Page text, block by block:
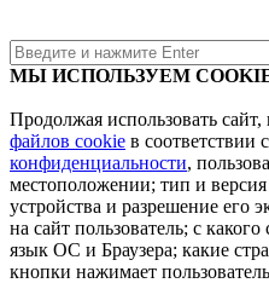
МЫ ИСПОЛЬЗУЕМ
Продолжая использовать сайт,
файлов cookie в соответствии с
конфиденциальности,
местоположении; тип и
устройства и разрешение его
на сайт пользователь; с
язык ОС и Браузера; какие
кнопки нажимает